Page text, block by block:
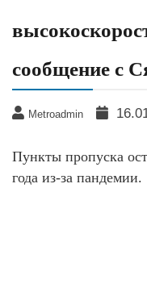
сообщение с
Metroadmin
Пункты пропуска
года из-за пандемии.